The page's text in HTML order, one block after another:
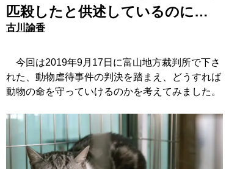
匹殺したと供述しているのに…
古川諭香
今回は2019年9月17日に富山地方裁判所で下さ
れた、動物虐待事件の判決を踏まえ、どうすれば
動物の命を守っていけるのかを考えてみました。